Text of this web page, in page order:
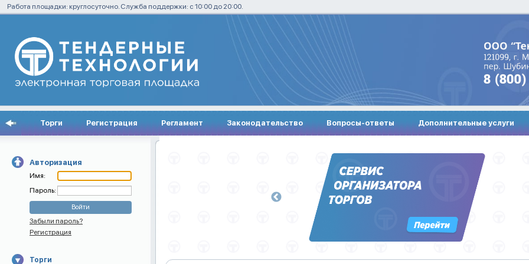
Работа площадки: круглосуточно. Служба поддержки: с 10:00 до 20:00.
Торги Регистрация Регламент Законодательство Вопросы-ответы Дополнительные услуги
Авторизация
Имя:
Пароль:
Забыли пароль?
Регистрация
Торги